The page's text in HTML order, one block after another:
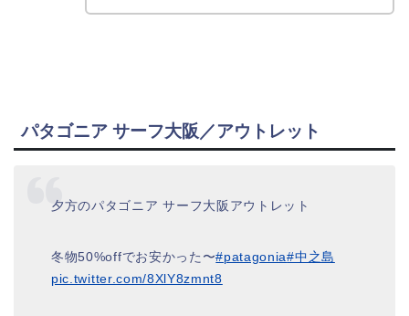
パタゴニア サーフ大阪／アウトレット
夕方のパタゴニア サーフ大阪アウトレット
冬物50%offでお安かった〜#patagonia#中之島
pic.twitter.com/8XlY8zmnt8